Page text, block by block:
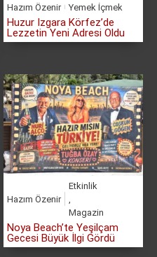
Hazım Özenir Yemek İçmek
Huzur Izgara Körfez’de
Lezzetin Yeni Adresi Oldu
Hazım Özenir
Etkinlik
Magazin
Noya Beach’te Yeşilçam
Gecesi Büyük İlgi Gördü